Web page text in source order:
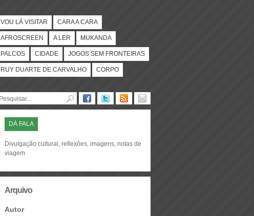
VOU LÁ VISITAR CARA A CARA
AFROSCREEN A LER MUKANDA
PALCOS CIDADE JOGOS SEM FRONTEIRAS
RUY DUARTE DE CARVALHO CORPO
DÁ FALA
Divulgação cultural, reflexões, imagens, notas de
viagem
Arquivo
Autor